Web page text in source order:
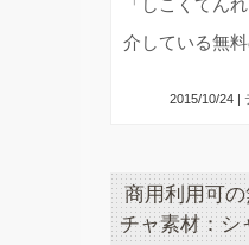
「しこくてん
介している無
2015/10/24 |
商用利用可
チャ素材：シ